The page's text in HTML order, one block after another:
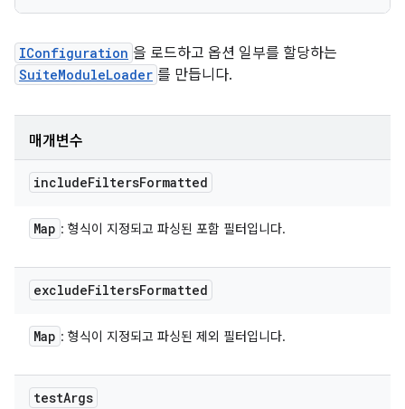
IConfiguration 을 로드하고 옵션 일부를 할당하는
SuiteModuleLoader 를 만듭니다.
매개변수
includeFiltersFormatted
Map : 형식이 지정되고 파싱된 포함 필터입니다.
excludeFiltersFormatted
Map : 형식이 지정되고 파싱된 제외 필터입니다.
testArgs